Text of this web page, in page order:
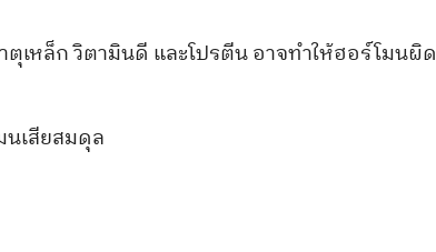
เหล็ก วิตามินดี และโปรตีน อาจทำให้ฮอร์โมนผิ